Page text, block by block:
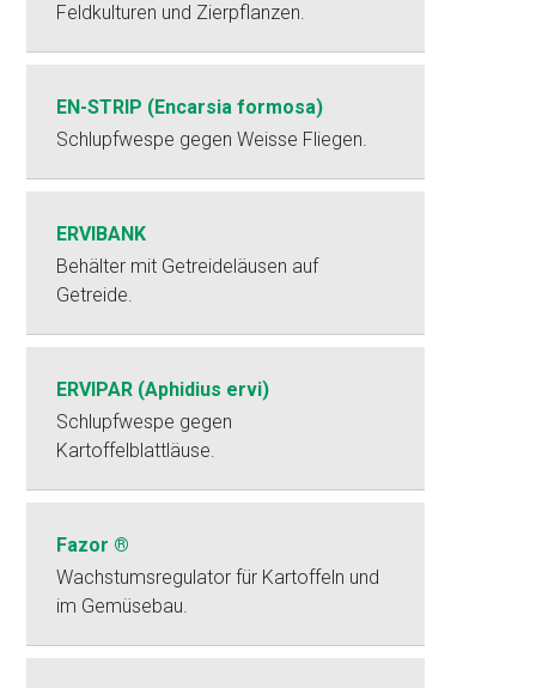
Feldkulturen und Zierpflanzen.
EN-STRIP (Encarsia formosa)
Schlupfwespe gegen Weisse Fliegen.
ERVIBANK
Behälter mit Getreideläusen auf
Getreide.
ERVIPAR (Aphidius ervi)
Schlupfwespe gegen
Kartoffelblattläuse.
Fazor ®
Wachstumsregulator für Kartoffeln und
im Gemüsebau.